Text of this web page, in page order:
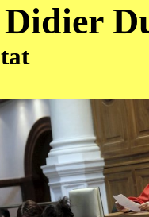
Didier